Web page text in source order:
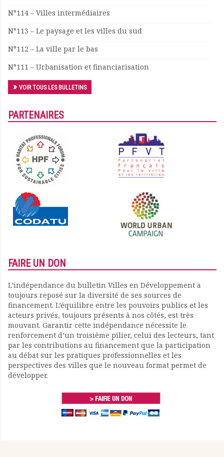
N°114 – Villes intermédiaires
N°113 – Le paysage et les villes du sud
N°112 – La ville par le bas
N°111 – Urbanisation et financiarisation
VOIR TOUS LES BULLETINS
PARTENAIRES
FAIRE UN DON
L’indépendance du bulletin Villes en Développement a
toujours reposé sur la diversité de ses sources de
financement. L’équilibre entre les pouvoirs publics et les
acteurs privés, toujours présents à nos côtés, est très
mouvant. Garantir cette indépendance nécessite le
renforcement d’un troisième pilier, celui des lecteurs, tant
par les contributions au financement que la participation
au débat sur les pratiques professionnelles et les
perspectives des villes que le nouveau format permet de
développer.